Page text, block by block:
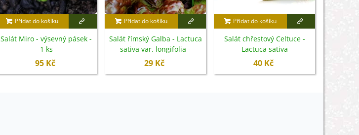
Přidat do košíku
Salát Miro - výsevný pásek -
1 ks
95 Kč
Přidat do košíku
Salát římský Galba - Lactuca
sativa var. longifolia -
semena - 200 ks
29 Kč
Přidat do košíku
Salát chřestový Celtuce -
Lactuca sativa
L.var.asparagina - semena -
40 Kč